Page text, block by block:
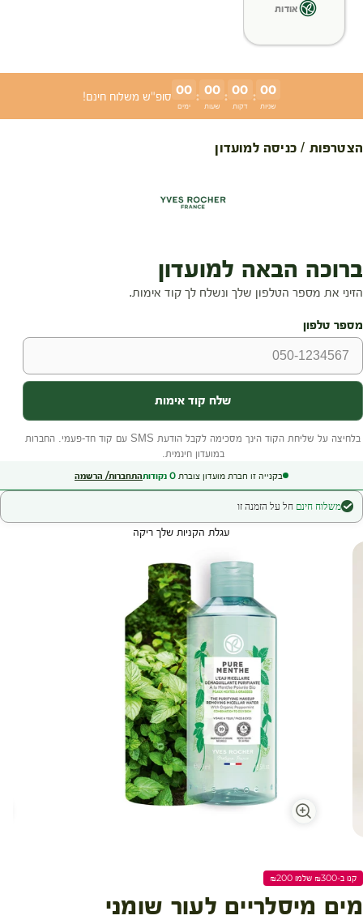
אודות
00
ימים
: 00
שעות
: 00
דקות
: 00
שניות
סופ"ש משלוח חינם!
הצטרפות / כניסה למועדון
בקנייה זו חברת מועדון צוברת 0 נקודותהתחברות/ הרשמה
משלוח חינם חל על הזמנה זו
עגלת הקניות שלך ריקה
קנו ב-₪300 שלמו ₪200
מים מיסלריים לעור שומני